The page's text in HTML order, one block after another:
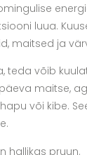
luua.
maitsed ja
teda võib
maitse,
või kibe.
hallikas pruun.